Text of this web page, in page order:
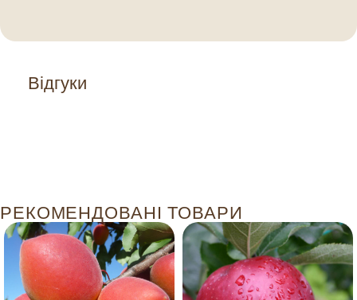
Відгуки
РЕКОМЕНДОВАНІ ТОВАРИ